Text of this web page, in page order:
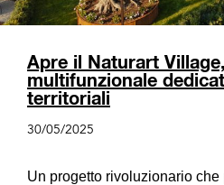
Apre il Naturart
multifunzionale
territoriali
30/05/2025
Un progetto rivoluzionario